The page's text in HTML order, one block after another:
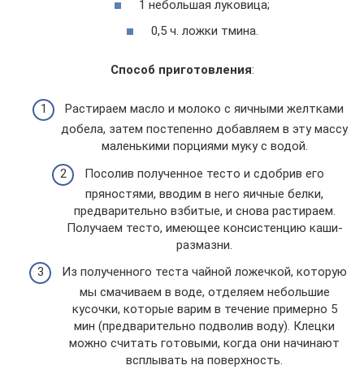
1 небольшая луковица;
0,5 ч. ложки тмина.
Способ приготовления:
Растираем масло и молоко с яичными желтками
добела, затем постепенно добавляем в эту массу
маленькими порциями муку с водой.
Посолив полученное тесто и сдобрив его
пряностями, вводим в него яичные белки,
предварительно взбитые, и снова растираем.
Получаем тесто, имеющее консистенцию каши-
размазни.
Из полученного теста чайной ложечкой, которую
мы смачиваем в воде, отделяем небольшие
кусочки, которые варим в течение примерно 5
мин (предварительно подволив воду). Клецки
можно считать готовыми, когда они начинают
всплывать на поверхность.